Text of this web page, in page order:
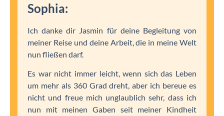
Sophia:
Ich danke dir Jasmin für deine Begleitung von
meiner Reise und deine Arbeit, die in meine Welt
nun fließen darf.
Es war nicht immer leicht, wenn sich das Leben
um mehr als 360 Grad dreht, aber ich bereue es
nicht und freue mich unglaublich sehr, dass ich
nun mit meinen Gaben seit meiner Kindheit